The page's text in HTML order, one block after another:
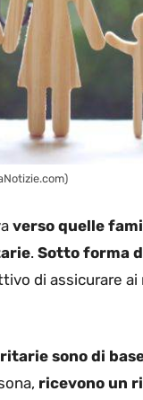
verso quelle
. Sotto forma
di assicurare
sono di
ricevono un